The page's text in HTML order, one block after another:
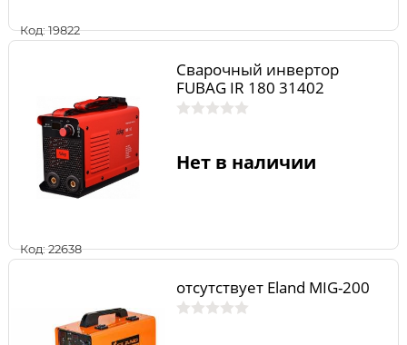
Код: 19822
Код: 22638
Сварочный инвертор
FUBAG IR 180 31402
Нет в наличии
отсутствует Eland MIG-200